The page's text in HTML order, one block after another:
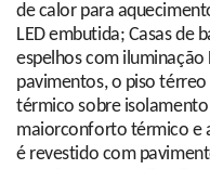
de calor para
LED embutida; Casas de
espelhos com iluminação
pavimentos, o piso
térmico sobre
maiorconforto térmico e
é revestido com